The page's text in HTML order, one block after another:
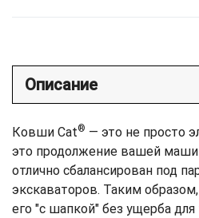
Описание
Ковши Cat® — это не просто
это продолжение вашей
отлично сбалансирован под
экскаваторов. Таким
его "с шапкой" без ущерба